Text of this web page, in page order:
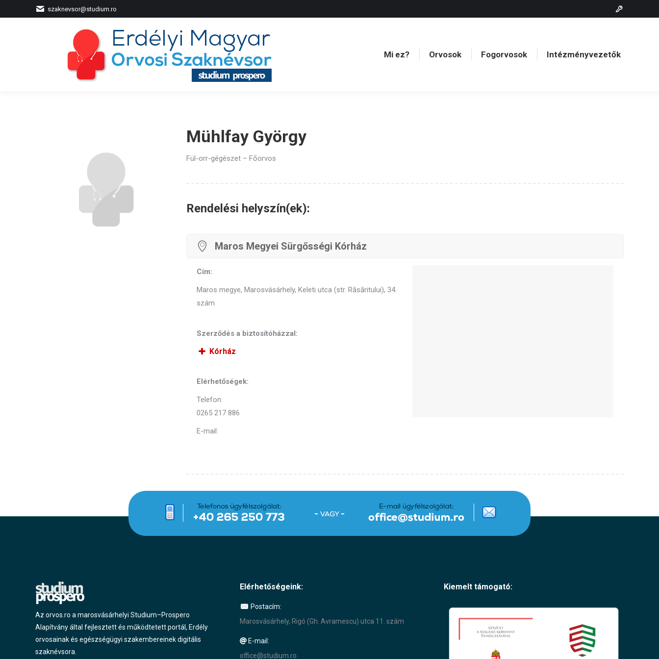
szaknevsor@studium.ro
Mi ez? Orvosok Fogorvosok Intézményvezetők
Mühlfay György
Fül-orr-gégészet – Főorvos
Rendelési helyszín(ek):
Maros Megyei Sürgősségi Kórház
Cím:
Maros megye, Marosvásárhely, Keleti utca (str. Răsăritului), 34.
szám
Szerződés a biztosítóházzal:
Kórház
Elérhetőségek:
Telefon:
0265 217 886
E-mail:
Az orvos.ro a marosvásárhelyi Studium–Prospero
Alapítvány által fejlesztett és működtetett portál, Erdély
orvosainak és egészségügyi szakembereinek digitális
szaknévsora.
Elérhetőségeink:
Postacím:
Marosvásárhely, Rigó (Gh. Avramescu) utca 11. szám
E-mail:
office@studium.ro
Kiemelt támogató:
Mi ez? Orvosok Fogorvosok Intézményvezetők